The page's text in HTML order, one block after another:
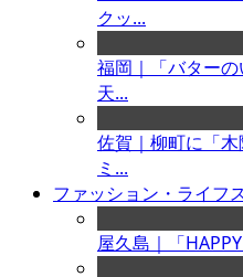
クッ...
福岡｜「バター
天...
佐賀｜柳町に「
ミ...
ファッション・ライフ
屋久島｜「